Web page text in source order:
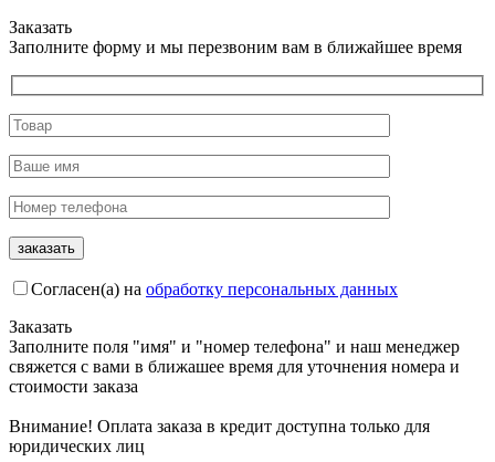
Заказать
Заполните форму и мы перезвоним вам в ближайшее время
Согласен(а) на обработку персональных данных
Заказать
Заполните поля "имя" и "номер телефона" и наш менеджер
свяжется с вами в ближашее время для уточнения номера и
стоимости заказа
Внимание! Оплата заказа в кредит доступна только для
юридических лиц